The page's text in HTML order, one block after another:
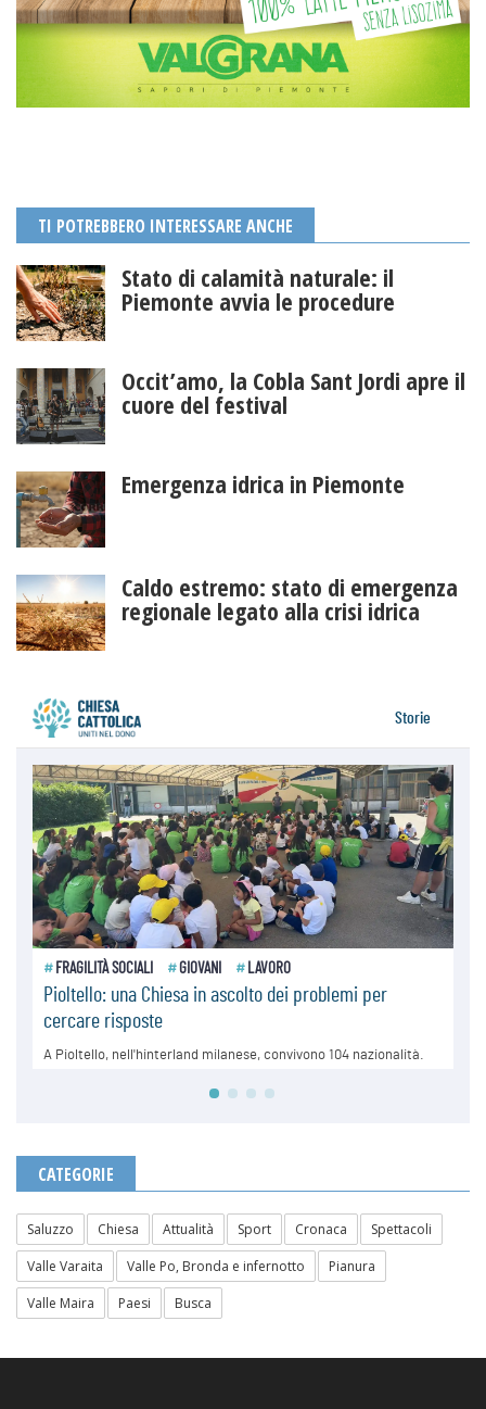
TI POTREBBERO INTERESSARE ANCHE
Stato di calamità naturale: il
Piemonte avvia le procedure
Occit’amo, la Cobla Sant Jordi apre il
cuore del festival
Emergenza idrica in Piemonte
Caldo estremo: stato di emergenza
regionale legato alla crisi idrica
CATEGORIE
Saluzzo Chiesa Attualità Sport Cronaca
Spettacoli
Valle Varaita
Valle Po, Bronda e infernotto
Pianura
Valle Maira
Paesi Busca